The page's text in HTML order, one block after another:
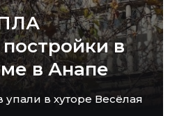
в
в Анапе
в хуторе Весёлая